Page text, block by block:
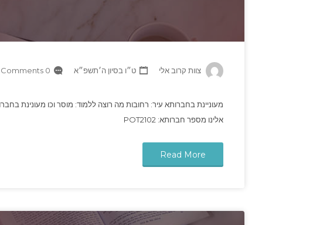
צוות קרוב אלי ט״ו בסיון ה׳תשפ״א 0 Comments
מעוניינת בחברותא עיר: רחובות מה רוצה ללמוד: מוסר וכו מעונינת
אלינו מספר חברותא: POT2102
Read More